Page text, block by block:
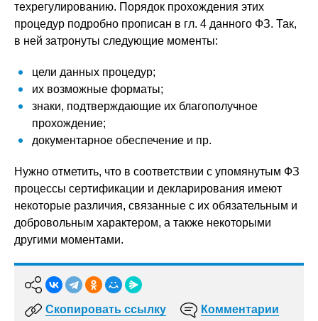
техрегулированию. Порядок прохождения этих
процедур подробно прописан в гл. 4 данного ФЗ. Так,
в ней затронуты следующие моменты:
цели данных процедур;
их возможные форматы;
знаки, подтверждающие их благополучное
прохождение;
документарное обеспечение и пр.
Нужно отметить, что в соответствии с упомянутым ФЗ
процессы сертификации и декларирования имеют
некоторые различия, связанные с их обязательным и
добровольным характером, а также некоторыми
другими моментами.
Скопировать ссылку Комментарии